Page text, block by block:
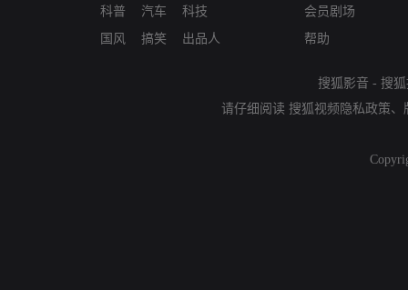
科普
国风
汽车
搞笑
科技
出品人
会员剧场
帮助
搜狐影音 - 搜
请仔细阅读 搜狐视频隐私政策、